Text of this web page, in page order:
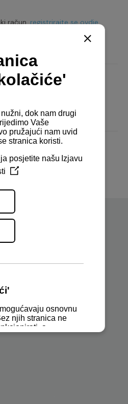
račun,registrirajte se ovdje.
opreme te tehnička